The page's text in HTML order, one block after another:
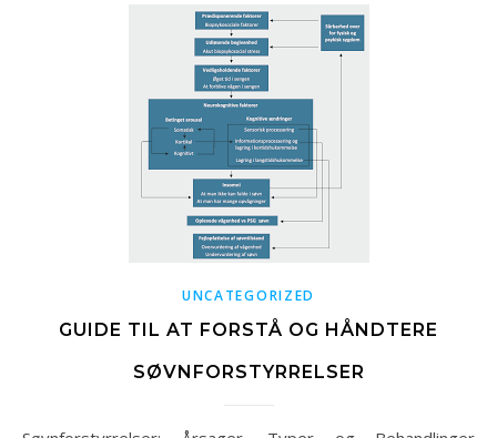
UNCATEGORIZED
GUIDE TIL AT FORSTÅ OG HÅNDTERE
SØVNFORSTYRRELSER